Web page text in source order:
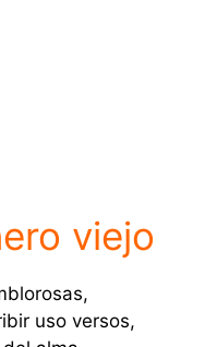
viejo
uso versos,